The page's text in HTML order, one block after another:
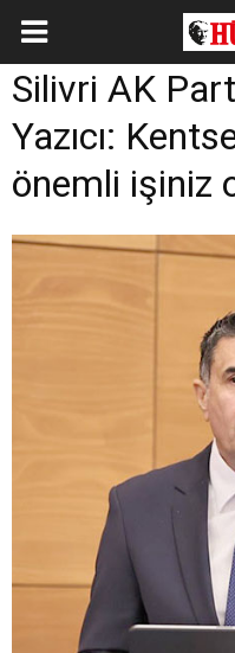
Silivri AK
Yazıcı:
önemli işiniz